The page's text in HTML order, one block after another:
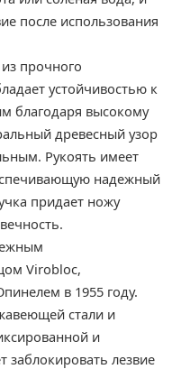
после использования
прочного
устойчивостью к
благодаря высокому
древесный узор
Рукоять имеет
надежный
придает ножу
Virobloc,
в 1955 году.
стали и
и
заблокировать лезвие